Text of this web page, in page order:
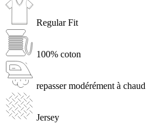
Regular Fit
100% coton
repasser modérément à chaud
Jersey